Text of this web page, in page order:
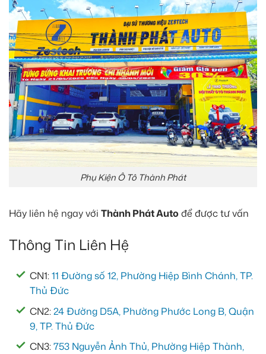
Phụ Kiện Ô Tô Thành Phát
Hãy liên hệ ngay với Thành Phát Auto để được tư vấn
Thông Tin Liên Hệ
CN1:11 Đường số 12, Phường Hiệp Bình Chánh, TP.
Thủ Đức
CN2:24 Đường D5A, Phường Phước Long B, Quận
9, TP. Thủ Đức
CN3:753 Nguyễn Ảnh Thủ, Phường Hiệp Thành,